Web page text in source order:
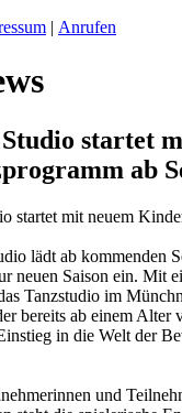
| Anrufen
startet
ab
lädt ab kommenden
neuen Saison ein. Mit
Tanzstudio im
bereits ab einem Alter
in die Welt der
und